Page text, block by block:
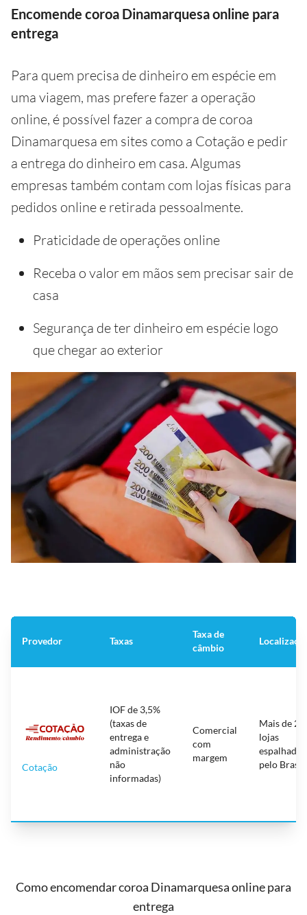
Encomende coroa Dinamarquesa online para
entrega
Para quem precisa de dinheiro em espécie em
uma viagem, mas prefere fazer a operação
online, é possível fazer a compra de coroa
Dinamarquesa em sites como a Cotação e pedir
a entrega do dinheiro em casa. Algumas
empresas também contam com lojas físicas para
pedidos online e retirada pessoalmente.
Praticidade de operações online
Receba o valor em mãos sem precisar sair de
casa
Segurança de ter dinheiro em espécie logo
que chegar ao exterior
Provedor Taxas
Taxa de
câmbio
Cotação
IOF de 3,5%
(taxas de
entrega e
administração
não
informadas)
Comercial
com
margem
Mais de 20
lojas
espalhadas
pelo Brasil
Como encomendar coroa Dinamarquesa online para
entrega